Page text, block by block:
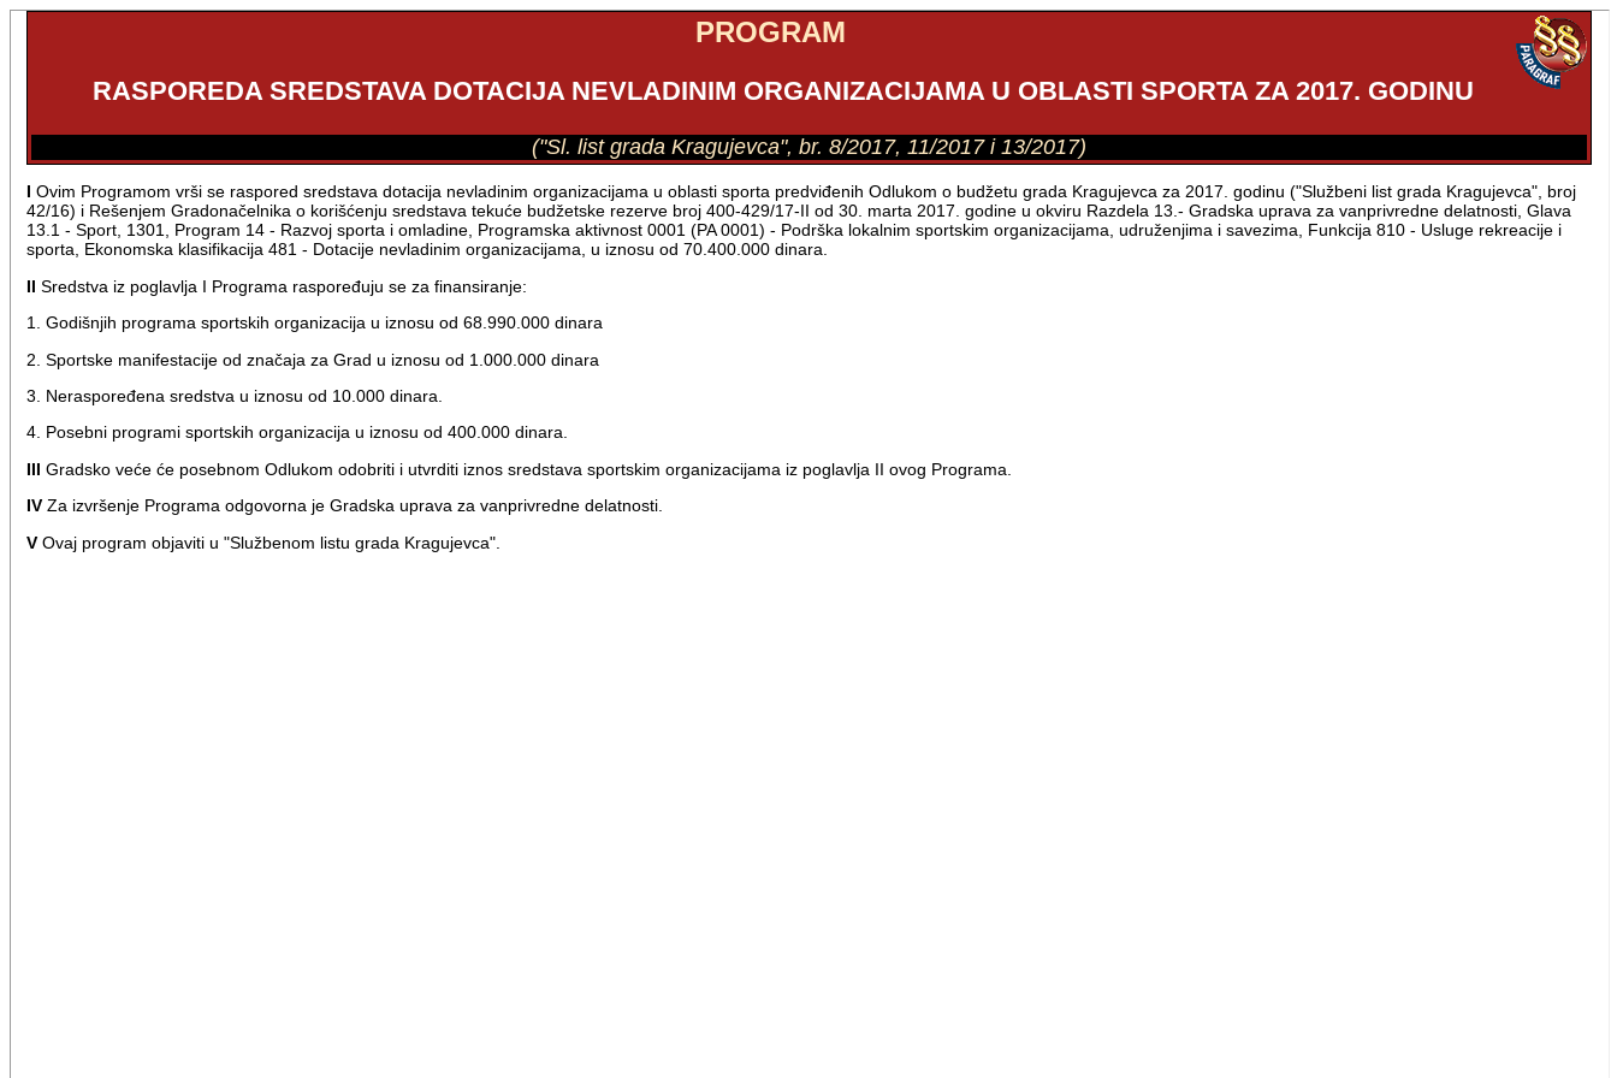
PROGRAM
RASPOREDA SREDSTAVA DOTACIJA NEVLADINIM ORGANIZACIJAMA U OBLASTI SPORTA ZA 2017. GODINU
("Sl. list grada Kragujevca", br. 8/2017, 11/2017 i 13/2017)
IOvim Programom vrši se raspored sredstava dotacija nevladinim organizacijama u oblasti sporta predviđenih Odlukom o budžetu grada Kragujevca za 2017. godinu ("Službeni list grada Kragujevca", broj
42/16) i Rešenjem Gradonačelnika o korišćenju sredstava tekuće budžetske rezerve broj 400-429/17-II od 30. marta 2017. godine u okviru Razdela 13.- Gradska uprava za vanprivredne delatnosti, Glava
13.1 - Sport, 1301, Program 14 - Razvoj sporta i omladine, Programska aktivnost 0001 (PA 0001) - Podrška lokalnim sportskim organizacijama, udruženjima i savezima, Funkcija 810 - Usluge rekreacije i
sporta, Ekonomska klasifikacija 481 - Dotacije nevladinim organizacijama, u iznosu od 70.400.000 dinara.
IISredstva iz poglavlja I Programa raspoređuju se za finansiranje:
1. Godišnjih programa sportskih organizacija u iznosu od 68.990.000 dinara
2. Sportske manifestacije od značaja za Grad u iznosu od 1.000.000 dinara
3. Neraspoređena sredstva u iznosu od 10.000 dinara.
4. Posebni programi sportskih organizacija u iznosu od 400.000 dinara.
IIIGradsko veće će posebnom Odlukom odobriti i utvrditi iznos sredstava sportskim organizacijama iz poglavlja II ovog Programa.
IVZa izvršenje Programa odgovorna je Gradska uprava za vanprivredne delatnosti.
VOvaj program objaviti u "Službenom listu grada Kragujevca".